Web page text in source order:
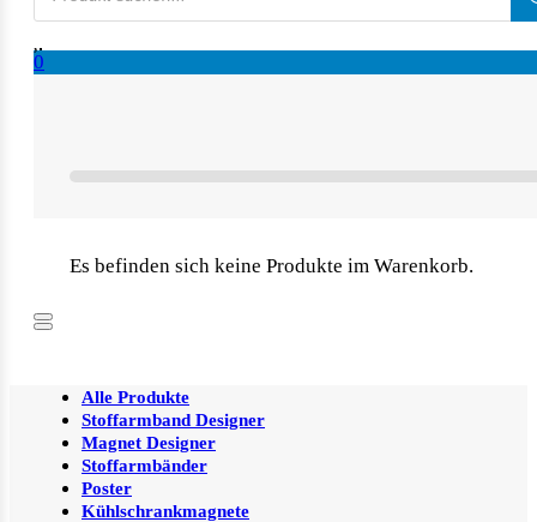
search
0
Es befinden sich keine Produkte im Warenkorb.
Alle Produkte
Stoffarmband Designer
Magnet Designer
Stoffarmbänder
Poster
Kühlschrankmagnete